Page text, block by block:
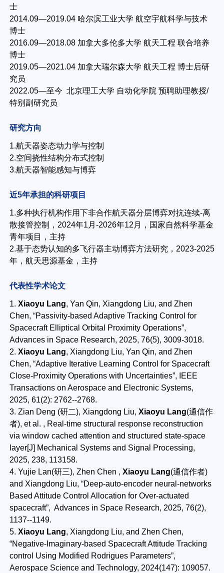
士
2014.09—2019.04 哈尔滨工业大学 航空宇航科学与技术
博士
2016.09—2018.08 加拿大多伦多大学 航天工程 联合培养
博士
2019.05—2021.04 加拿大瑞尔森大学 航天工程 博士后研
究员
2022.05—至今 北京理工大学 自动化学院 预聘助理教授/
特别副研究员
研究方向
1.航天器姿态动力学与控制
2.空间挠性结构分布式控制
3.航天器智能感知与博弈
近5年承担的科研项目
1.多种执行机构作用下非合作航天器分层博弈对抗连续-离
散接管控制，2024年1月-2026年12月，国家自然科学基金
青年项目，主持
2.基于态势认知的多飞行器主动博弈方法研究，2023-2025
年，航天思源基金，主持
代表性学术论文
1. Xiaoyu Lang, Yan Qin, Xiangdong Liu, and Zhen
Chen, “Passivity-based Adaptive Tracking Control for
Spacecraft Elliptical Orbital Proximity Operations”,
Advances in Space Research, 2025, 76(5), 3009-3018.
2. Xiaoyu Lang, Xiangdong Liu, Yan Qin, and Zhen
Chen, “Adaptive Iterative Learning Control for Spacecraft
Close-Proximity Operations with Uncertainties”, IEEE
Transactions on Aerospace and Electronic Systems,
2025, 61(2): 2762--2768.
3. Zian Deng (研二), Xiangdong Liu, Xiaoyu Lang(通信作
者), et al. , Real-time structural response reconstruction
via window cached attention and structured state-space
layer[J] Mechanical Systems and Signal Processing,
2025, 238, 113158.
4. Yujie Lan(研三), Zhen Chen , Xiaoyu Lang(通信作者)
and Xiangdong Liu, “Deep-auto-encoder neural-networks
Based Attitude Control Allocation for Over-actuated
spacecraft”, Advances in Space Research, 2025, 76(2),
1137--1149.
5. Xiaoyu Lang, Xiangdong Liu, and Zhen Chen,
“Negative-Imaginary-based Spacecraft Attitude Tracking
control Using Modified Rodrigues Parameters”,
Aerospace Science and Technology, 2024(147): 109057.